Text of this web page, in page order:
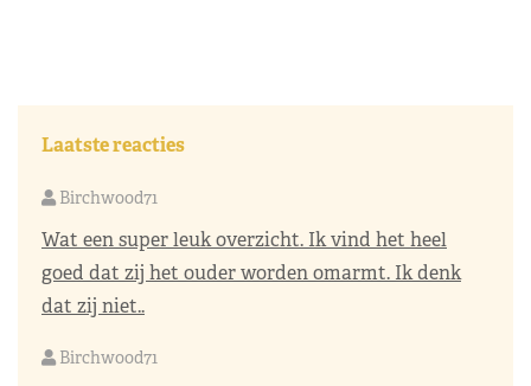
Laatste reacties
Birchwood71
Wat een super leuk overzicht. Ik vind het heel
goed dat zij het ouder worden omarmt. Ik denk
dat zij niet..
Birchwood71